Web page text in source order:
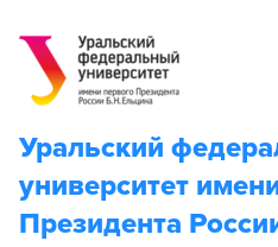
Уральский
университет
Президента